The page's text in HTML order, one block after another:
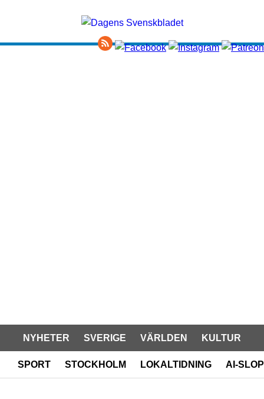
NYHETER SVERIGE VÄRLDEN KULTUR
SPORT STOCKHOLM LOKALTIDNING AI-SLOP